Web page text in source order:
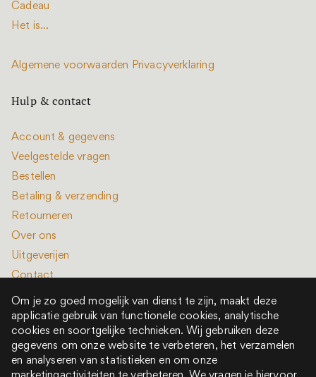
Cadeau
Het is...
Algemene voorwaarden Privacyverklaring
Hulp & contact
Account & gegevens
Veelgestelde vragen
Bestellen
Betaling & verzending
Retourneren
Over ons
Uitgeverijen
Contact
Alle rechten voorbehouden © 2022 - 2026
Om je zo goed mogelijk van dienst te zijn, maakt deze
applicatie gebruik van functionele cookies, analytische
cookies en soortgelijke technieken. Wij gebruiken deze
gegevens om onze website te verbeteren, het verzamelen
en analyseren van statistieken en om onze